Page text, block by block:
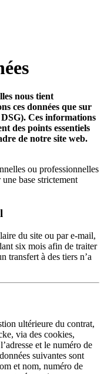
nous tient
ces données que sur
Ces informations
des points essentiels
de notre site web.
ou professionnelles
base strictement
du site ou par e‑mail,
six mois afin de traiter
transfert à des tiers n’a
ultérieure du contrat,
via des cookies,
et le numéro de
suivantes sont
et nom, numéro de